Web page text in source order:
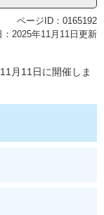
ページID：0165192
：2025年11月11日更新
月11日に開催しま